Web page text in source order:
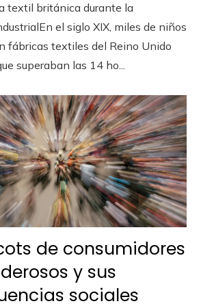
textil británica durante la
el siglo XIX, miles de niños
fábricas textiles del Reino Unido
superaban las 14 ho...
de consumidores
y sus
sociales